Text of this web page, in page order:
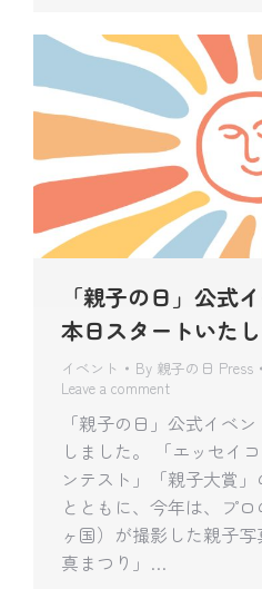
「親子の日」公式
本日スタートいたし
イベント By 親子の日 Press
Leave a comment
「親子の日」公式イベ
しました。 「エッセイ
ンテスト」「親子大賞
とともに、今年は、プ
ヶ国）が撮影した親子
真まつり」…